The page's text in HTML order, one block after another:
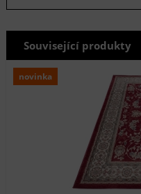
Související produkty
novinka